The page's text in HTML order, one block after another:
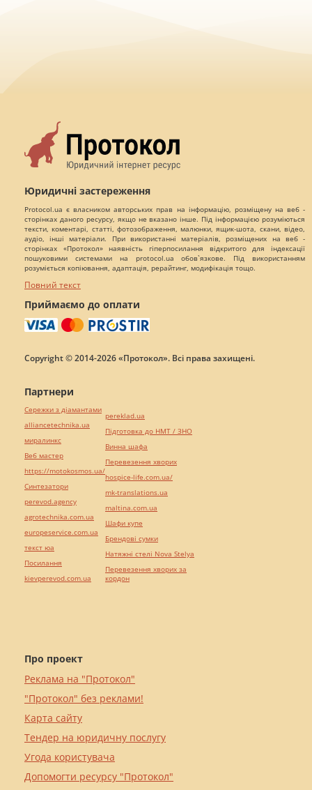
Юридичні застереження
Protocol.ua є власником авторських прав на інформацію, розміщену на веб -
сторінках даного ресурсу, якщо не вказано інше. Під інформацією розуміються
тексти, коментарі, статті, фотозображення, малюнки, ящик-шота, скани, відео,
аудіо, інші матеріали. При використанні матеріалів, розміщених на веб -
сторінках «Протокол» наявність гіперпосилання відкритого для індексації
пошуковими системами на protocol.ua обов`язкове. Під використанням
розуміється копіювання, адаптація, рерайтинг, модифікація тощо.
Повний текст
Приймаємо до оплати
Copyright © 2014-2026 «Протокол». Всі права захищені.
Про проект
Реклама на "Протокол"
"Протокол" без реклами!
Карта сайту
Тендер на юридичну послугу
Угода користувача
Допомогти ресурсу "Протокол"
Партнери
Сережки з діамантами
alliancetechnika.ua
миралинкс
Веб мастер
https://motokosmos.ua/
Синтезатори
perevod.agency
agrotechnika.com.ua
europeservice.com.ua
текст юа
Посилання
kievperevod.com.ua
pereklad.ua
Підготовка до НМТ / ЗНО
Винна шафа
Перевезення хворих
hospice-life.com.ua/
mk-translations.ua
maltina.com.ua
Шафи купе
Брендові сумки
Натяжні стелі Nova Stelya
Перевезення хворих за
кордон